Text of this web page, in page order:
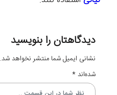
دیدگاهتان را بنویسید
نشانی ایمیل شما منتشر نخواهد شد.
شده‌اند*